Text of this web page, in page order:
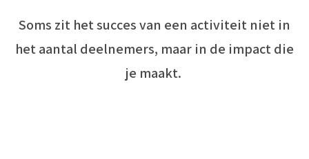
Soms zit het succes van een activiteit niet in
het aantal deelnemers, maar in de impact die
je maakt.